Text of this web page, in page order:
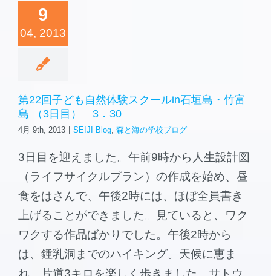
9
04, 2013
第22回子ども自然体験スクールin石垣島・竹富
島 （3日目） 3．30
4月 9th, 2013 SEIJI Blog, 森と海の学校ブログ
3日目を迎えました。午前9時から人生設計図
（ライフサイクルプラン）の作成を始め、昼
食をはさんで、午後2時には、ほぼ全員書き
上げることができました。見ていると、ワク
ワクする作品ばかりでした。午後2時から
は、鍾乳洞までのハイキング。天候に恵ま
れ、片道3キロを楽しく歩きました。サトウ